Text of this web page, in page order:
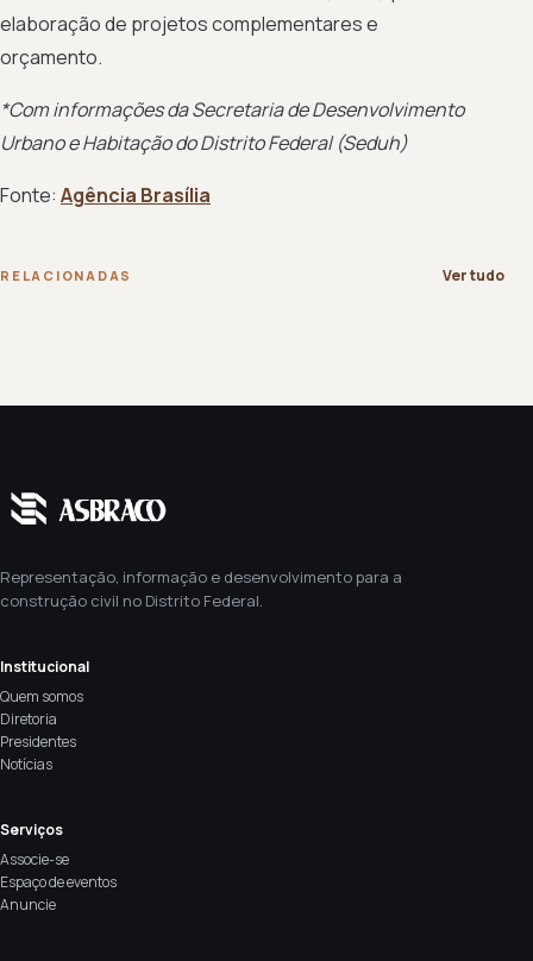
elaboração de projetos complementares e
orçamento.
*Com informações da Secretaria de Desenvolvimento
Urbano e Habitação do Distrito Federal (Seduh)
Fonte: Agência Brasília
RELACIONADAS Ver tudo
Representação, informação e desenvolvimento para a
construção civil no Distrito Federal.
Institucional
Quem somos
Diretoria
Presidentes
Notícias
Serviços
Associe-se
Espaço de eventos
Anuncie